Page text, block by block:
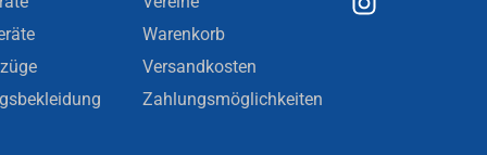
Warenkorb
Versandkosten
Zahlungsmöglichkeiten